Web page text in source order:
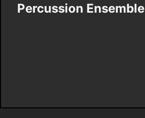
Percussion Ensemble